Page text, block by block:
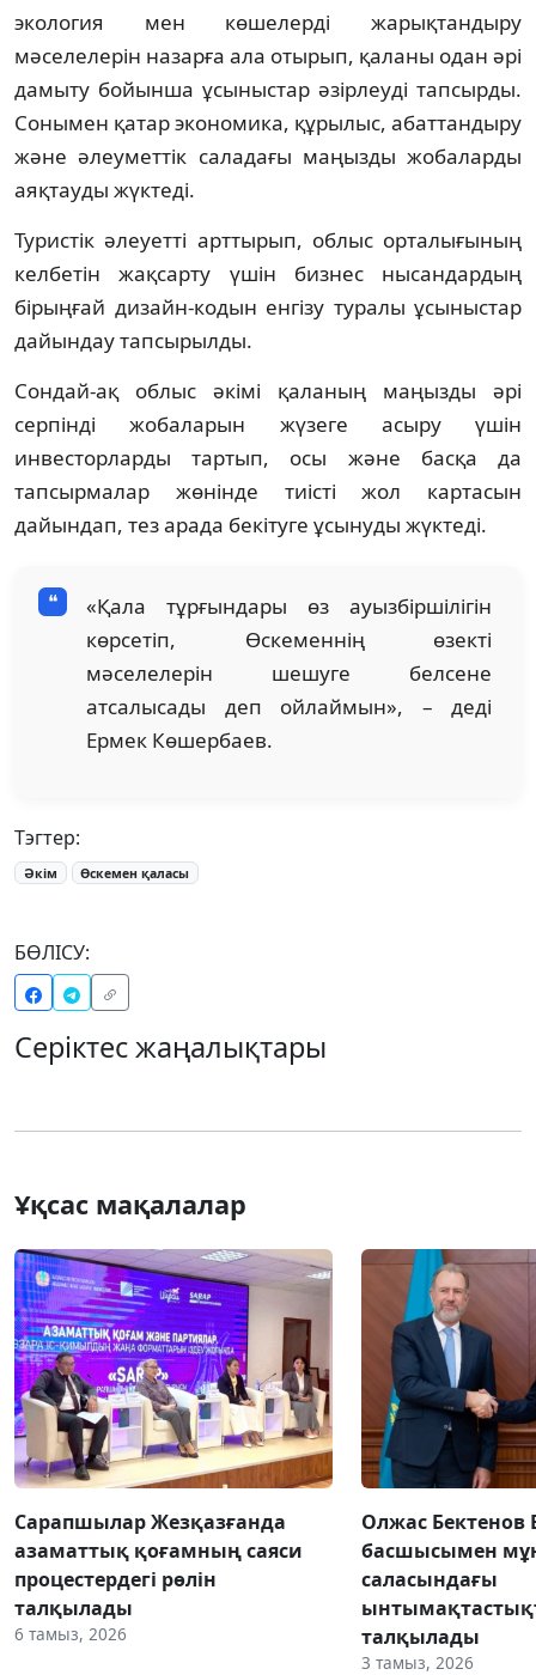
экология мен көшелерді жарықтандыру
мәселелерін назарға ала отырып, қаланы одан әрі
дамыту бойынша ұсыныстар әзірлеуді тапсырды.
Сонымен қатар экономика, құрылыс, абаттандыру
және әлеуметтік саладағы маңызды жобаларды
аяқтауды жүктеді.
Туристік әлеуетті арттырып, облыс орталығының
келбетін жақсарту үшін бизнес нысандардың
бірыңғай дизайн-кодын енгізу туралы ұсыныстар
дайындау тапсырылды.
Сондай-ақ облыс әкімі қаланың маңызды әрі
серпінді жобаларын жүзеге асыру үшін
инвесторларды тартып, осы және басқа да
тапсырмалар жөнінде тиісті жол картасын
дайындап, тез арада бекітуге ұсынуды жүктеді.
«Қала тұрғындары өз ауызбіршілігін
көрсетіп, Өскеменнің өзекті
мәселелерін шешуге белсене
атсалысады деп ойлаймын», – деді
Ермек Көшербаев.
Тэгтер:
Әкім Өскемен қаласы
БӨЛІСУ:
Серіктес жаңалықтары
Ұқсас мақалалар
Сарапшылар Жезқазғанда
азаматтық қоғамның саяси
процестердегі рөлін
талқылады
6 тамыз, 2026
Олжас Бектенов
басшысымен
саласындағы
талқылады
3 тамыз, 2026